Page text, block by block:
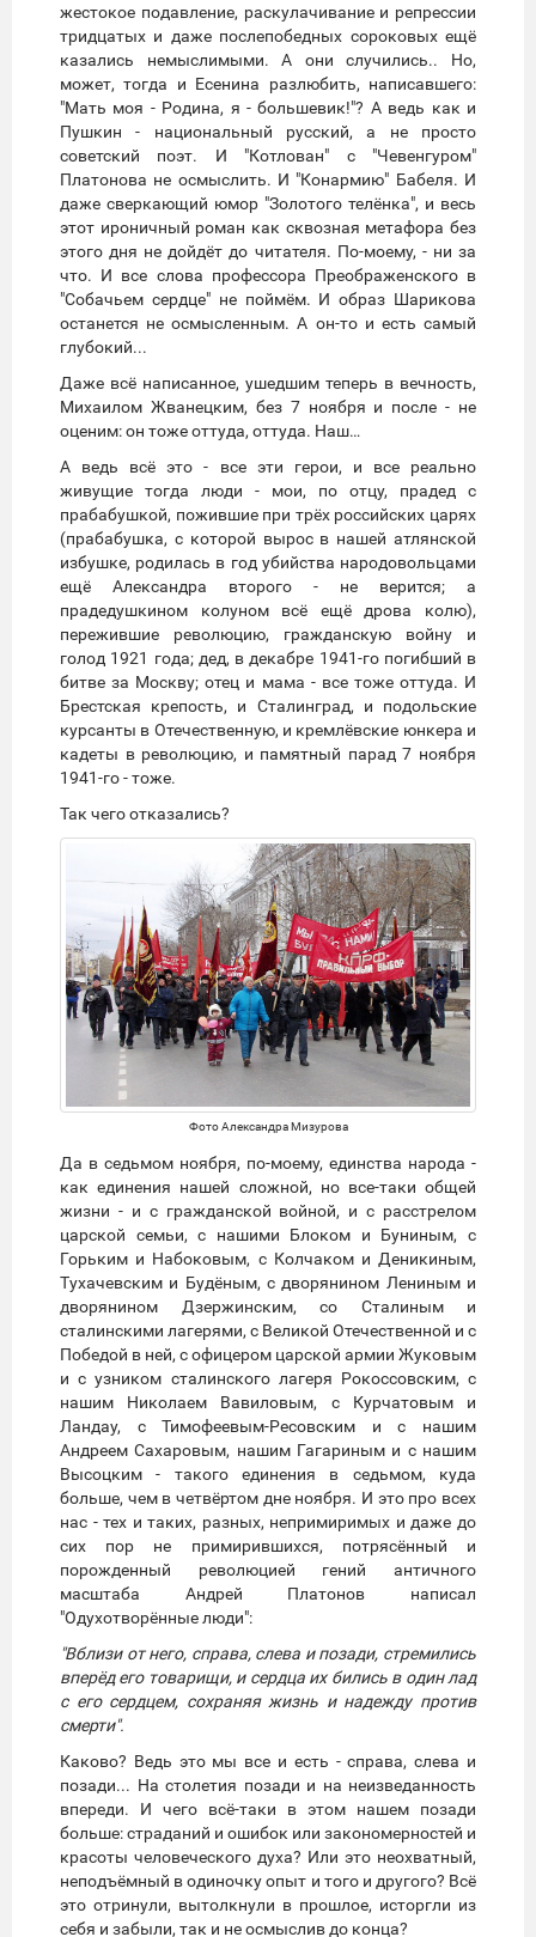
жестокое подавление, раскулачивание и репрессии
тридцатых и даже послепобедных сороковых ещё
казались немыслимыми. А они случились.. Но,
может, тогда и Есенина разлюбить, написавшего:
"Мать моя - Родина, я - большевик!"? А ведь как и
Пушкин - национальный русский, а не просто
советский поэт. И "Котлован" с "Чевенгуром"
Платонова не осмыслить. И "Конармию" Бабеля. И
даже сверкающий юмор "Золотого телёнка", и весь
этот ироничный роман как сквозная метафора без
этого дня не дойдёт до читателя. По-моему, - ни за
что. И все слова профессора Преображенского в
"Собачьем сердце" не поймём. И образ Шарикова
останется не осмысленным. А он-то и есть самый
глубокий...
Даже всё написанное, ушедшим теперь в вечность,
Михаилом Жванецким, без 7 ноября и после - не
оценим: он тоже оттуда, оттуда. Наш…
А ведь всё это - все эти герои, и все реально
живущие тогда люди - мои, по отцу, прадед с
прабабушкой, пожившие при трёх российских царях
(прабабушка, с которой вырос в нашей атлянской
избушке, родилась в год убийства народовольцами
ещё Александра второго - не верится; а
прадедушкином колуном всё ещё дрова колю),
пережившие революцию, гражданскую войну и
голод 1921 года; дед, в декабре 1941-го погибший в
битве за Москву; отец и мама - все тоже оттуда. И
Брестская крепость, и Сталинград, и подольские
курсанты в Отечественную, и кремлёвские юнкера и
кадеты в революцию, и памятный парад 7 ноября
1941-го - тоже.
Так чего отказались?
Фото Александра Мизурова
Да в седьмом ноября, по-моему, единства народа -
как единения нашей сложной, но все-таки общей
жизни - и с гражданской войной, и с расстрелом
царской семьи, с нашими Блоком и Буниным, с
Горьким и Набоковым, с Колчаком и Деникиным,
Тухачевским и Будёным, с дворянином Лениным и
дворянином Дзержинским, со Сталиным и
сталинскими лагерями, с Великой Отечественной и с
Победой в ней, с офицером царской армии Жуковым
и с узником сталинского лагеря Рокоссовским, с
нашим Николаем Вавиловым, с Курчатовым и
Ландау, с Тимофеевым-Ресовским и с нашим
Андреем Сахаровым, нашим Гагариным и с нашим
Высоцким - такого единения в седьмом, куда
больше, чем в четвёртом дне ноября. И это про всех
нас - тех и таких, разных, непримиримых и даже до
сих пор не примирившихся, потрясённый и
порожденный революцией гений античного
масштаба Андрей Платонов написал
"Одухотворённые люди":
"Вблизи от него, справа, слева и позади, стремились
вперёд его товарищи, и сердца их бились в один лад
с его сердцем, сохраняя жизнь и надежду против
смерти".
Каково? Ведь это мы все и есть - справа, слева и
позади... На столетия позади и на неизведанность
впереди. И чего всё-таки в этом нашем позади
больше: страданий и ошибок или закономерностей и
красоты человеческого духа? Или это неохватный,
неподъёмный в одиночку опыт и того и другого? Всё
это отринули, вытолкнули в прошлое, исторгли из
себя и забыли, так и не осмыслив до конца?